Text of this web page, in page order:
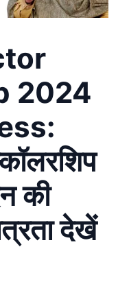
2024
की
देखें